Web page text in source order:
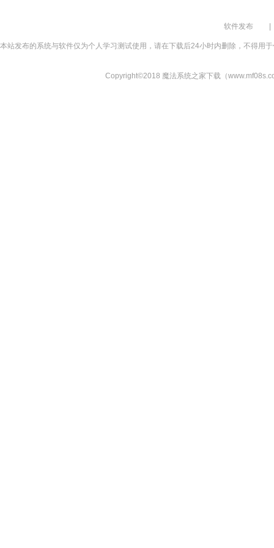
软件发布
本站发布的系统与软件仅为个人学习测试使用，请在下载后24小时内删除，不得用
Copyright©2018 魔法系统之家下载（